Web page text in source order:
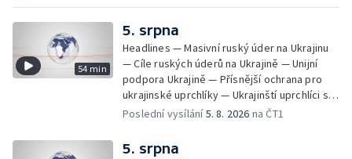
54 min
5. srpna
Headlines — Masivní ruský úder na Ukrajinu
— Cíle ruských úderů na Ukrajině — Unijní
podpora Ukrajině — Přísnější ochrana pro
ukrajinské uprchlíky — Ukrajinští uprchlíci s
dočasnou ochranou v Česku — Uprchlíci s
Most — Hašení skládky — Srážka nákladního
Poslední vysílání5. 8. 2026 na ČT1
5. srpna